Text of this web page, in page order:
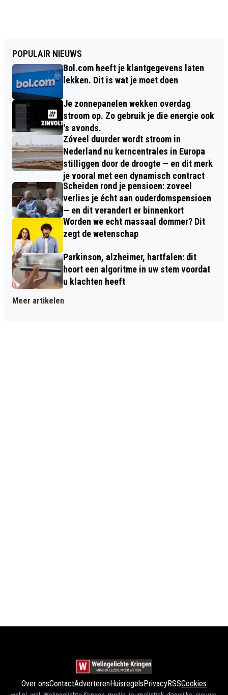
POPULAIR NIEUWS
Bol.com heeft je klantgegevens laten
lekken. Dit is wat je moet doen
Je zonnepanelen wekken overdag
stroom op. Zo gebruik je die energie ook
's avonds.
Zóveel duurder wordt stroom in
Nederland nu kerncentrales in Europa
stilliggen door de droogte — en dit merk
je vooral met een dynamisch contract
Scheiden rond je pensioen: zoveel
verlies je écht aan ouderdomspensioen
— en dit verandert er binnenkort
Worden we echt massaal dommer? Dit
zegt de wetenschap
Parkinson, alzheimer, hartfalen: dit
hoort een algoritme in uw stem voordat
u klachten heeft
Meer artikelen
Over onsContactAdverterenHuisregelsPrivacyRSSCookies